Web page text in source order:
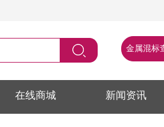
金属混标
在线商城 新闻资讯